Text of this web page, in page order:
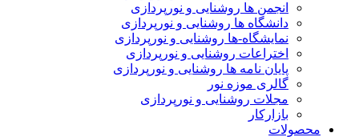
انجمن ها روشنایی و نورپردازی
دانشگاه ها روشنایی و نورپردازی
نمایشگاه-ها روشنایی و نورپردازی
اختراعات روشنایی و نورپردازی
پایان نامه ها روشنایی و نورپردازی
گالری موزه نور
مجلات روشنایی و نورپردازی
بازارکار
محصولات